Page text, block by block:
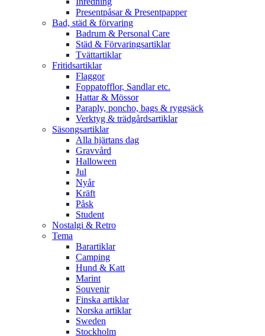
Presentpåsar & Presentpapper
Bad, städ & förvaring
Badrum & Personal Care
Städ & Förvaringsartiklar
Tvättartiklar
Fritidsartiklar
Flaggor
Foppatofflor, Sandlar etc.
Hattar & Mössor
Paraply, poncho, bags & ryggsäck
Verktyg & trädgårdsartiklar
Säsongsartiklar
Alla hjärtans dag
Gravvård
Halloween
Jul
Nyår
Kräft
Påsk
Student
Nostalgi & Retro
Tema
Barartiklar
Camping
Hund & Katt
Marint
Souvenir
Finska artiklar
Norska artiklar
Sweden
Stockholm